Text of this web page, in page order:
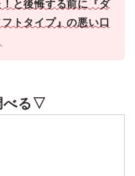
と後悔する前に『ダ
トタイプ』の悪い口
べる▽